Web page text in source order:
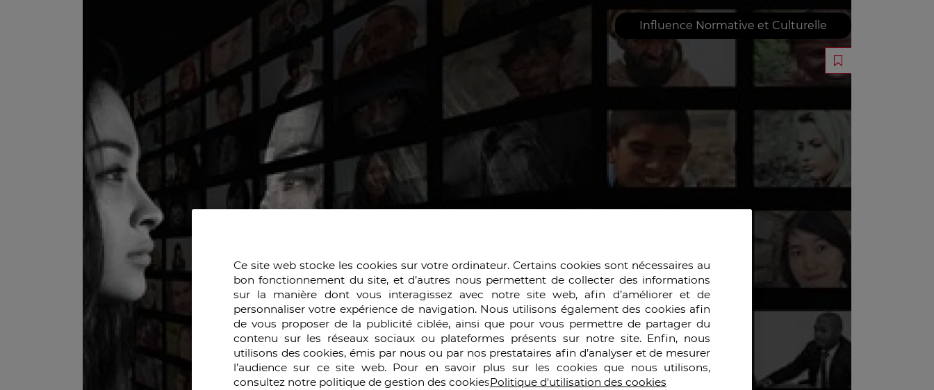
Influence Normative et Culturelle
Ce site web stocke les cookies sur votre ordinateur. Certains cookies sont nécessaires au
bon fonctionnement du site, et d’autres nous permettent de collecter des informations
sur la manière dont vous interagissez avec notre site web, afin d’améliorer et de
personnaliser votre expérience de navigation. Nous utilisons également des cookies afin
de vous proposer de la publicité ciblée, ainsi que pour vous permettre de partager du
contenu sur les réseaux sociaux ou plateformes présents sur notre site. Enfin, nous
utilisons des cookies, émis par nous ou par nos prestataires afin d’analyser et de mesurer
l’audience sur ce site web. Pour en savoir plus sur les cookies que nous utilisons,
consultez notre politique de gestion des cookiesPolitique d'utilisation des cookies